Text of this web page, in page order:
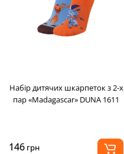
Набір дитячих шкарпеток з 2-х
пар «Madagascar» DUNA 1611
146 грн